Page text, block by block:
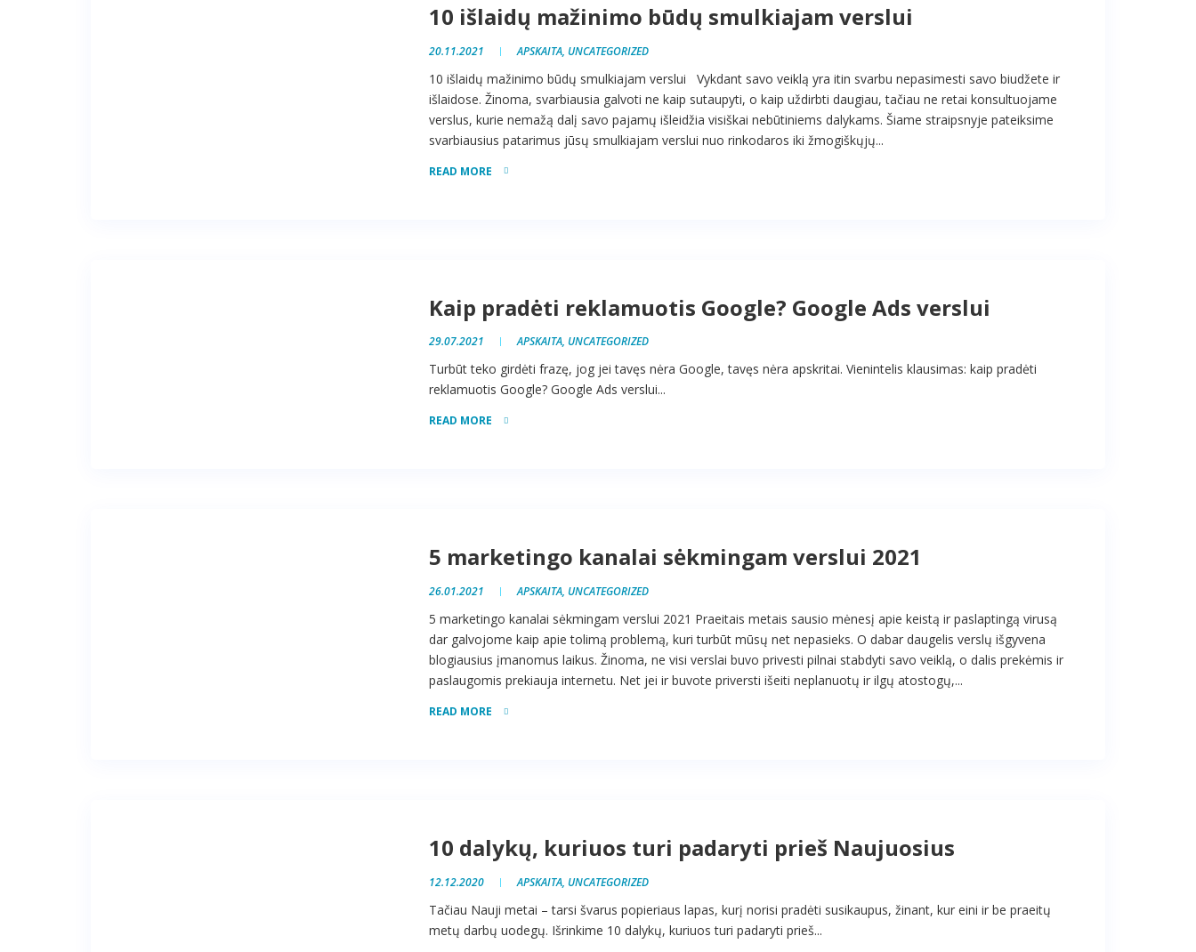
10 išlaidų mažinimo būdų smulkiajam verslui
20.11.2021 APSKAITA, UNCATEGORIZED
10 išlaidų mažinimo būdų smulkiajam verslui Vykdant savo veiklą yra itin svarbu nepasimesti savo biudžete ir
išlaidose. Žinoma, svarbiausia galvoti ne kaip sutaupyti, o kaip uždirbti daugiau, tačiau ne retai konsultuojame
verslus, kurie nemažą dalį savo pajamų išleidžia visiškai nebūtiniems dalykams. Šiame straipsnyje pateiksime
svarbiausius patarimus jūsų smulkiajam verslui nuo rinkodaros iki žmogiškųjų...
READ MORE
Kaip pradėti reklamuotis Google? Google Ads verslui
29.07.2021 APSKAITA, UNCATEGORIZED
Turbūt teko girdėti frazę, jog jei tavęs nėra Google, tavęs nėra apskritai. Vienintelis klausimas: kaip pradėti
reklamuotis Google? Google Ads verslui...
READ MORE
5 marketingo kanalai sėkmingam verslui 2021
26.01.2021 APSKAITA, UNCATEGORIZED
5 marketingo kanalai sėkmingam verslui 2021 Praeitais metais sausio mėnesį apie keistą ir paslaptingą virusą
dar galvojome kaip apie tolimą problemą, kuri turbūt mūsų net nepasieks. O dabar daugelis verslų išgyvena
blogiausius įmanomus laikus. Žinoma, ne visi verslai buvo privesti pilnai stabdyti savo veiklą, o dalis prekėmis ir
paslaugomis prekiauja internetu. Net jei ir buvote priversti išeiti neplanuotų ir ilgų atostogų,...
READ MORE
10 dalykų, kuriuos turi padaryti prieš Naujuosius
12.12.2020 APSKAITA, UNCATEGORIZED
Tačiau Nauji metai – tarsi švarus popieriaus lapas, kurį norisi pradėti susikaupus, žinant, kur eini ir be praeitų
metų darbų uodegų. Išrinkime 10 dalykų, kuriuos turi padaryti prieš...